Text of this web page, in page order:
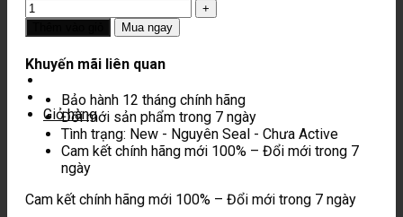
Giỏ hàng
Mua ngay
Khuyến mãi liên quan
Bảo hành 12 tháng chính hãng
Đổi mới sản phẩm trong 7 ngày
Tình trạng: New - Nguyên Seal - Chưa Active
Cam kết chính hãng mới 100% – Đổi mới trong 7
ngày
Cam kết chính hãng mới 100% – Đổi mới trong 7 ngày